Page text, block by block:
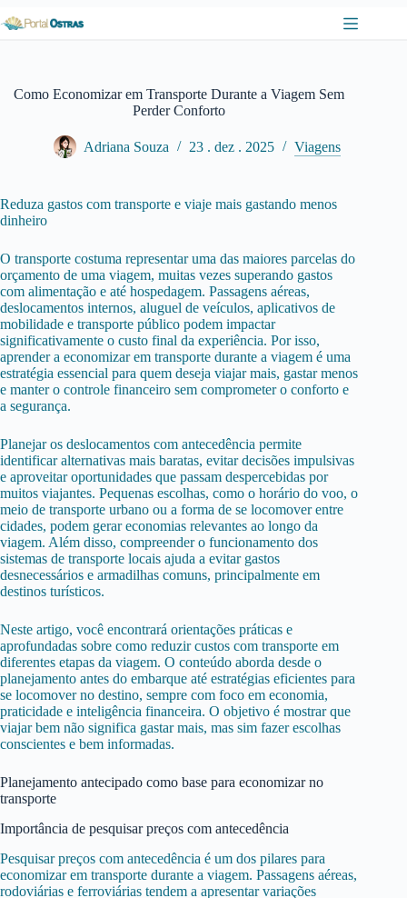
Pular
para
Como Economizar em Transporte Durante a Viagem Sem
Perder Conforto
Adriana Souza 23 . dez . 2025 Viagens
Reduza gastos com transporte e viaje mais gastando menos
dinheiro
O transporte costuma representar uma das maiores parcelas do
orçamento de uma viagem, muitas vezes superando gastos
com alimentação e até hospedagem. Passagens aéreas,
deslocamentos internos, aluguel de veículos, aplicativos de
mobilidade e transporte público podem impactar
significativamente o custo final da experiência. Por isso,
aprender a economizar em transporte durante a viagem é uma
estratégia essencial para quem deseja viajar mais, gastar menos
e manter o controle financeiro sem comprometer o conforto e
a segurança.
Planejar os deslocamentos com antecedência permite
identificar alternativas mais baratas, evitar decisões impulsivas
e aproveitar oportunidades que passam despercebidas por
muitos viajantes. Pequenas escolhas, como o horário do voo, o
meio de transporte urbano ou a forma de se locomover entre
cidades, podem gerar economias relevantes ao longo da
viagem. Além disso, compreender o funcionamento dos
sistemas de transporte locais ajuda a evitar gastos
desnecessários e armadilhas comuns, principalmente em
destinos turísticos.
Neste artigo, você encontrará orientações práticas e
aprofundadas sobre como reduzir custos com transporte em
diferentes etapas da viagem. O conteúdo aborda desde o
planejamento antes do embarque até estratégias eficientes para
se locomover no destino, sempre com foco em economia,
praticidade e inteligência financeira. O objetivo é mostrar que
viajar bem não significa gastar mais, mas sim fazer escolhas
conscientes e bem informadas.
Planejamento antecipado como base para economizar no
transporte
Importância de pesquisar preços com antecedência
Pesquisar preços com antecedência é um dos pilares para
economizar em transporte durante a viagem. Passagens aéreas,
rodoviárias e ferroviárias tendem a apresentar variações